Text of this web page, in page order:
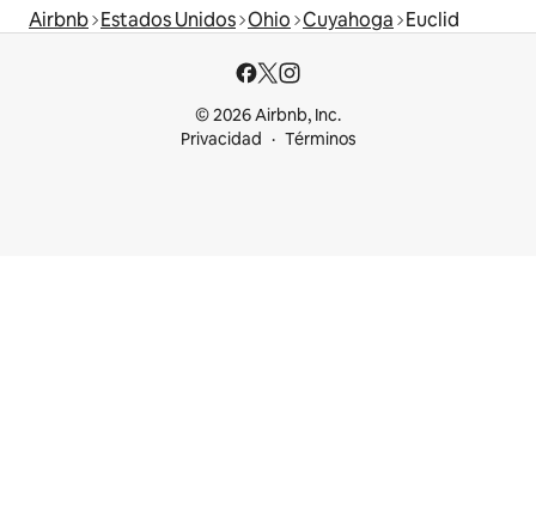
Airbnb Estados Unidos Ohio Cuyahoga Euclid
© 2026 Airbnb, Inc.
Privacidad
Términos